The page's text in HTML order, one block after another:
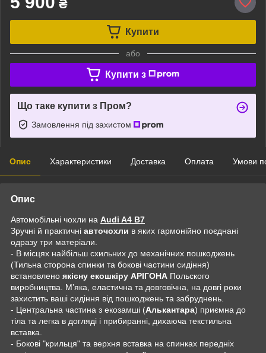
₴
Купити
або
Купити з
Що таке купити з Пром?
Замовлення під захистом
Опис Характеристики Доставка Оплата Умови
Опис
Автомобільні чохли на Audi A4 B7
Зручні й практичні авточохли в яких гармонійно поєднані
одразу три матеріали.
- В місцях найбільш схильних до механічних пошкоджень
(Тильна сторона спинки та бокові частини сидіння)
встановлено якісну екошкіру АРІГОНА Польского
виробництва. Мʼяка, еластична та довговічна, на довгі роки
захистить ваші сидіння від пошкоджень та забруднень.
- Центральна частина з екозамші (Алькантара) приємна до
тіла та легка в догляді і прибиранні, дихаюча текстильна
вставка.
- Бокові "крильця" та верхня вставка на спинках передніх